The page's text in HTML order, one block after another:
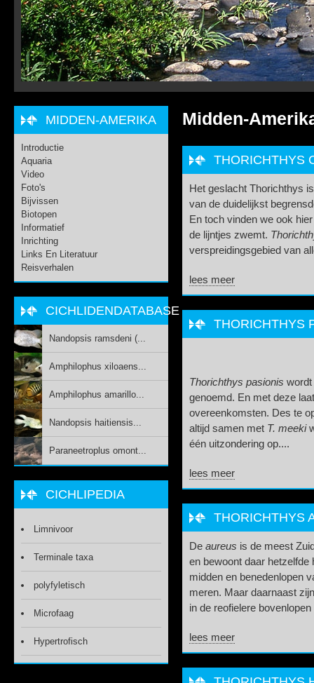
Midden-
THORICHTHYS
Het geslacht Thorichthys
van de duidelijkst
En toch vinden we ook
de lijntjes zwemt.
verspreidingsgebied van
lees meer
THORICHTHYS
Thorichthys pasionis wordt
genoemd. En met deze
overeenkomsten. Des te
altijd samen met T. meeki
één uitzondering op....
lees meer
THORICHTHYS
De aureus is de meest
en bewoont daar hetzelfde
midden en benedenlopen
meren. Maar daarnaast
in de reofielere
lees meer
MIDDEN-AMERIKA
Introductie
Aquaria
Video
Foto's
Bijvissen
Biotopen
Informatief
Inrichting
Links En Literatuur
Reisverhalen
CICHLIDENDATABASE
Nandopsis ramsdeni (...
Amphilophus xiloaens...
Amphilophus amarillo...
Nandopsis haitiensis...
Paraneetroplus omont...
CICHLIPEDIA
Limnivoor
Terminale taxa
polyfyletisch
Microfaag
Hypertrofisch